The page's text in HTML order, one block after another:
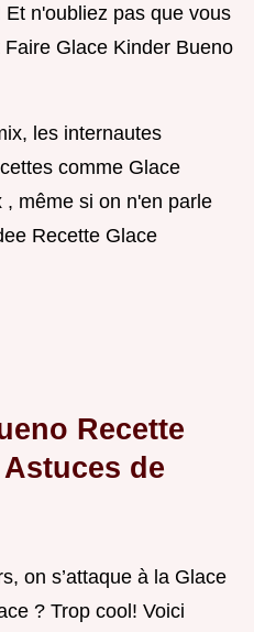
n'oubliez pas que vous
Glace Kinder Bueno
les internautes
comme Glace
même si on n'en parle
Recette Glace
Recette
de
on s’attaque à la Glace
? Trop cool! Voici